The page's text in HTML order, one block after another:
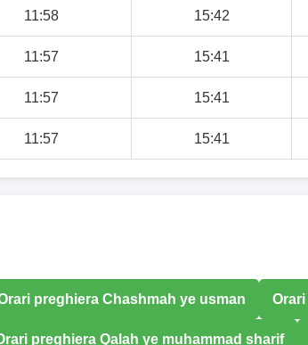
11:58 15:42
11:57 15:41
11:57 15:41
11:57 15:41
preghiera Chashmah ye usman
preghiera Qalah ye muhammad sharif